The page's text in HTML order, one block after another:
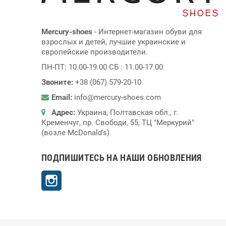
Mercury-shoes - Интернет-магазин обуви для
взрослых и детей, лучшие украинские и
європейские производители.
ПН-ПТ: 10.00-19.00 СБ : 11.00-17.00
Звоните: +38 (067) 579-20-10
Email: info@mercury-shoes.com
Адрес: Украина, Полтавская обл., г.
Кременчуг, пр. Свободи, 55, ТЦ "Меркурий"
(возле McDonald's)
ПОДПИШИТЕСЬ НА НАШИ ОБНОВЛЕНИЯ